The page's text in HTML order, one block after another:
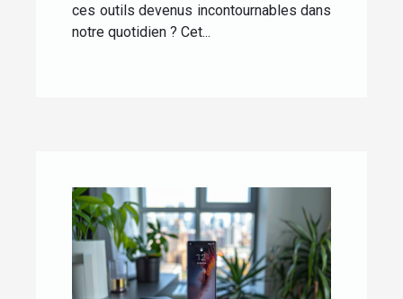
ces outils devenus incontournables dans
notre quotidien ? Cet...